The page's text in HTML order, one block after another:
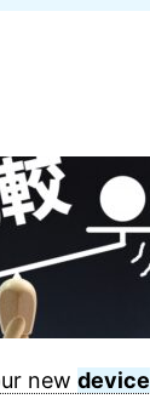
new device